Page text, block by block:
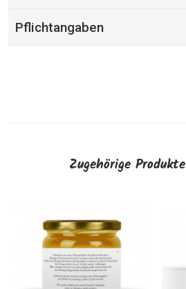
Pflichtangaben
Zugehörige Produkte